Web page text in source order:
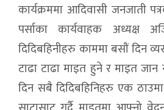
कार्यक्रममा आदिवासी जनजाती
पर्साका कार्यवाहक अध्यक्ष
दिदिबहिनीहरु काममा बसौं दिन
टाढा टाढा माइत हुने र माइत
दिन सबै दिदिबहिनिहरु एक